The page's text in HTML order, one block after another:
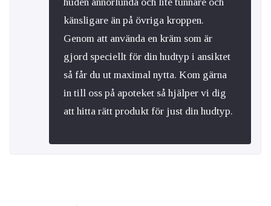
känsligare än på övriga kroppen.
Genom att använda en kräm som är
gjord speciellt för din hudtyp i ansiktet
så får du ut maximal nytta. Kom gärna
in till oss på apoteket så hjälper vi dig
att hitta rätt produkt för just din hudtyp.